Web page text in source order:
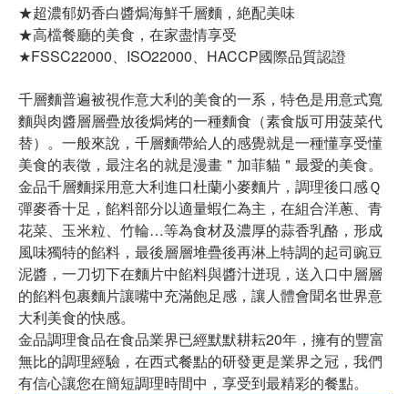
★超濃郁奶香白醬焗海鮮千層麵，絶配美味
★高檔餐廳的美食，在家盡情享受
★FSSC22000、ISO22000、HACCP國際品質認證
千層麵普遍被視作意大利的美食的一系，特色是用意式寬
麵與肉醬層層疊放後焗烤的一種麵食（素食版可用菠菜代
替）。一般來說，千層麵帶給人的感覺就是一種懂享受懂
美食的表徵，最注名的就是漫畫＂加菲貓＂最愛的美食。
金品千層麵採用意大利進口杜蘭小麥麵片，調理後口感Ｑ
彈麥香十足，餡料部分以適量蝦仁為主，在組合洋蔥、青
花菜、玉米粒、竹輪…等為食材及濃厚的蒜香乳酪，形成
風味獨特的餡料，最後層層堆疊後再淋上特調的起司豌豆
泥醬，一刀切下在麵片中餡料與醬汁迸現，送入口中層層
的餡料包裹麵片讓嘴中充滿飽足感，讓人體會聞名世界意
大利美食的快感。
金品調理食品在食品業界已經默默耕耘20年，擁有的豐富
無比的調理經驗，在西式餐點的研發更是業界之冠，我們
有信心讓您在簡短調理時間中，享受到最精彩的餐點。